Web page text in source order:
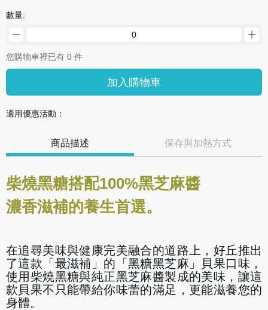
數量:
您購物車裡已有 0 件
加入購物車
適用優惠活動：
商品描述 保存與加熱方式
柴燒黑糖搭配100%黑芝麻醬
濃香滋補的養生首選。
在追尋美味與健康完美融合的道路上，好丘推出
了這款「最滋補」的「黑糖黑芝麻」貝果口味，
使用柴燒黑糖與純正黑芝麻醬製成的美味，讓這
款貝果不只能帶給你味蕾的滿足，更能滋養您的
身體。